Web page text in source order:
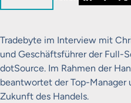
Tradebyte im Interview mit
und Geschäftsführer der Full-
dotSource. Im Rahmen der
beantwortet der Top-Manager
Zukunft des Handels.